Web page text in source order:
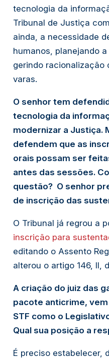
tecnologia da
Tribunal de Justiça
ainda, a necessidade
humanos, planejando
gerindo racionalização
varas.
O senhor tem
tecnologia da
modernizar a Justiça.
defendem que as
orais possam ser
antes das sessões.
questão? O senhor
de inscrição das
O Tribunal já regrou a
inscrição para
editando o Assento
alterou o artigo 146, II,
A criação do juiz das
pacote anticrime,
STF como o
Qual sua posição a
É preciso estabelecer,